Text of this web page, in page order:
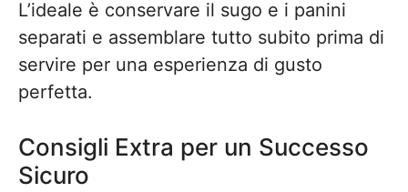
L’ideale è conservare il sugo e i panini
separati e assemblare tutto subito prima di
servire per una esperienza di gusto
perfetta.
Consigli Extra per un Successo
Sicuro